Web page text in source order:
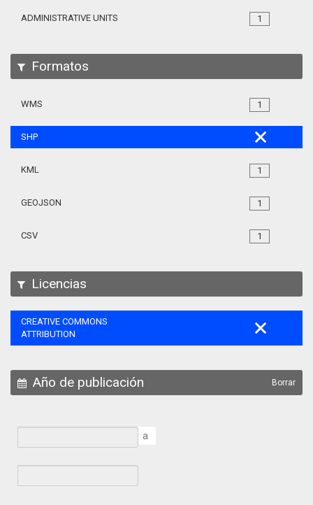
1
ADMINISTRATIVE UNITS
Formatos
1
WMS
SHP
1
KML
1
GEOJSON
1
CSV
Licencias
CREATIVE COMMONS
ATTRIBUTION
Año de publicación Borrar
a